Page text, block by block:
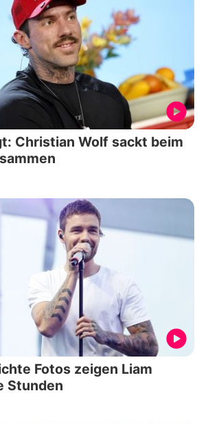
Christian Wolf sackt beim
Fotos zeigen Liam
Stunden